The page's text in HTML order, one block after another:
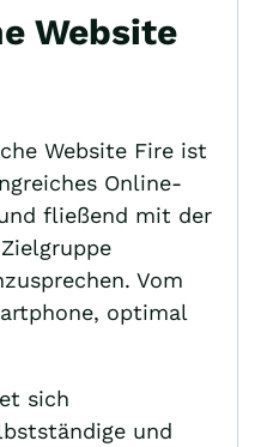
Website
Website Fire ist
Online-
fließend mit der
Vom
optimal
sich
und